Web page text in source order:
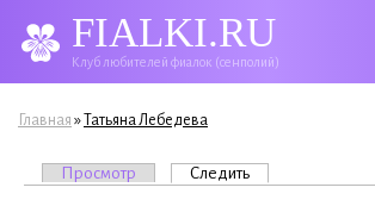
FIALKI.RU
Клуб любителей фиалок (сенполий)
Вы здесь
Главная »Татьяна Лебедева
Главные вкладки
Просмотр Следить(активная вкладка)